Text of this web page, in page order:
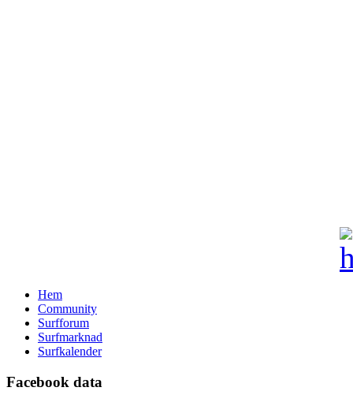
Hem
Community
Surfforum
Surfmarknad
Surfkalender
Facebook data